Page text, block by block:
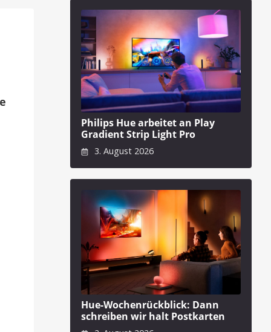
Philips Hue arbeitet an Play
Gradient Strip Light Pro
3. August 2026
Hue-Wochenrückblick: Dann
schreiben wir halt Postkarten